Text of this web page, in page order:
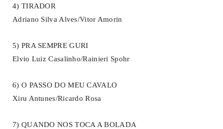
4) TIRADOR
Adriano Silva Alves/Vitor Amorin
5) PRA SEMPRE GURI
Elvio Luiz Casalinho/Rainieri Spohr
6) O PASSO DO MEU CAVALO
Xiru Antunes/Ricardo Rosa
7) QUANDO NOS TOCA A BOLADA